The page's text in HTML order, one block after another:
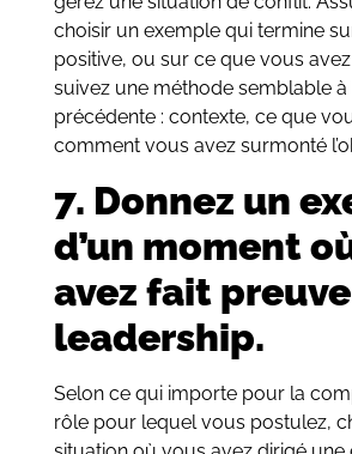
choisir un exemple qui termine
positive, ou sur ce que vous
suivez une méthode semblable
précédente : contexte, ce que
comment vous avez surmonté
7. Donnez un
d’un moment
avez fait
leadership.
Selon ce qui importe pour la
rôle pour lequel vous postulez,